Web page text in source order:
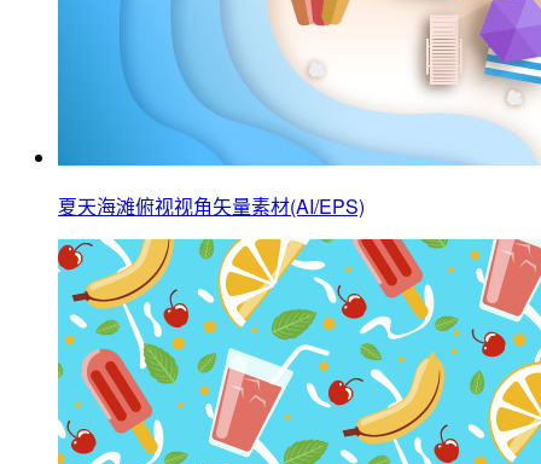
夏天海滩俯视视角矢量素材(AI/EPS)